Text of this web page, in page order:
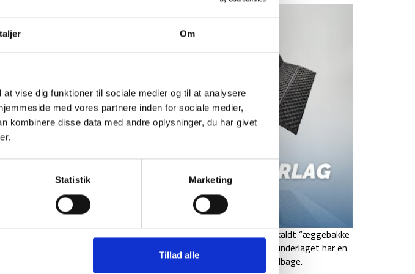
Om
vise dig funktioner til sociale medier og til at analysere
med vores partnere inden for sociale medier,
kombinere disse data med andre oplysninger, du har givet
Statistik Marketing
Tillad alle
XPE liggeunderlaget er lavet i et blødt skum-materiale, og er et såkaldt “æggebakke
som kan foldes sammen, så underlaget fylder meget lidt. Liggeunderlaget har en
belagt med aluminium, som gør, at underlaget reflekterer varme tilbage.